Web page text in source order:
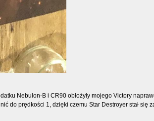
Nebulon-B i CR90 obłożyły mojego Victory
do prędkości 1, dzięki czemu Star Destroyer stał się